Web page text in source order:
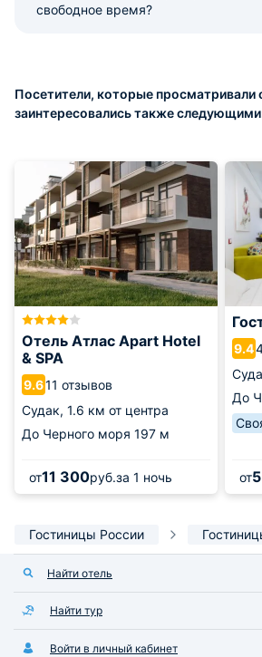
свободное время?
Посетители, которые просматривали
заинтересовались также
Отель Атлас Apart Hotel
& SPA
9.611 отзывов
Судак, 1.6 км от центра
До Черного моря 197 м
от11 300руб.за 1 ночь
9.4
До
от
Гостиницы России
Найти отель
Найти тур
Войти в личный кабинет